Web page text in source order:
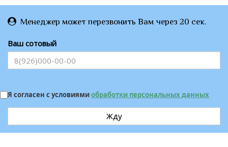
Менеджер может перезвонить Вам через 20 сек.
Ваш сотовый
Я согласен с условиямиобработки персональных данных
Жду